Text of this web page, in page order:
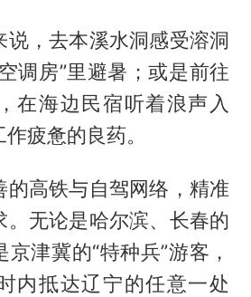
说，去本溪水洞感受溶洞
调房”里避暑；或是前往
在海边民宿听着浪声入
疲惫的良药。
的高铁与自驾网络，精准
。无论是哈尔滨、长春的
津冀的“特种兵”游客，
内抵达辽宁的任意一处